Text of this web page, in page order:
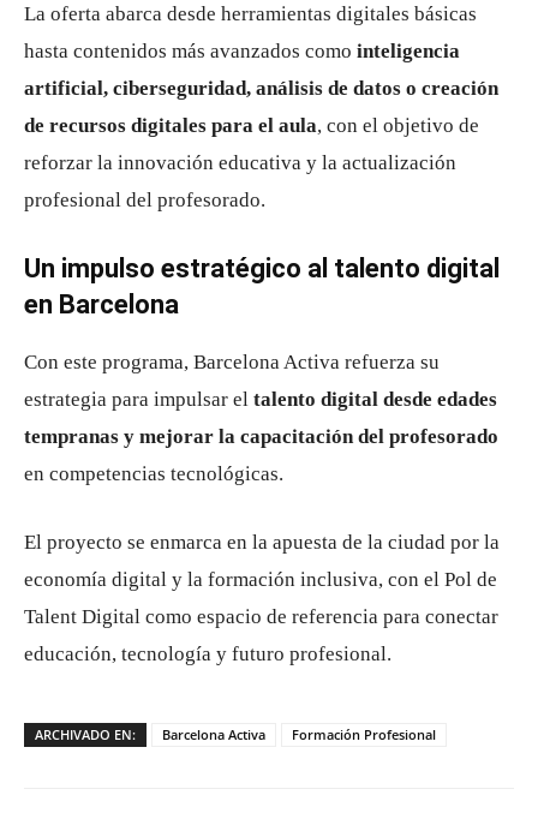
La oferta abarca desde herramientas digitales básicas
hasta contenidos más avanzados como inteligencia
artificial, ciberseguridad, análisis de datos o creación
de recursos digitales para el aula, con el objetivo de
reforzar la innovación educativa y la actualización
profesional del profesorado.
Un impulso estratégico al talento digital
en Barcelona
Con este programa, Barcelona Activa refuerza su
estrategia para impulsar el talento digital desde edades
tempranas y mejorar la capacitación del profesorado
en competencias tecnológicas.
El proyecto se enmarca en la apuesta de la ciudad por la
economía digital y la formación inclusiva, con el Pol de
Talent Digital como espacio de referencia para conectar
educación, tecnología y futuro profesional.
ARCHIVADO EN: Barcelona Activa Formación Profesional